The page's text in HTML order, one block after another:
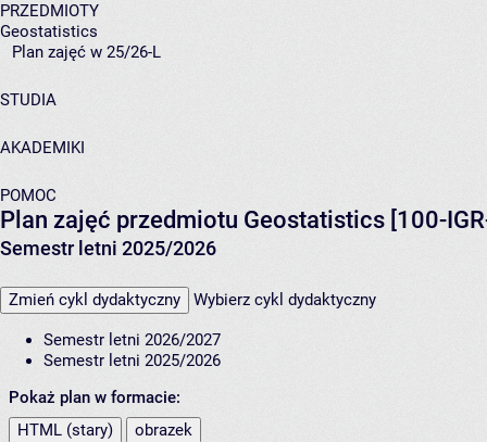
PRZEDMIOTY
Geostatistics
Plan zajęć w 25/26-L
STUDIA
AKADEMIKI
POMOC
Plan zajęć przedmiotu Geostatistics [100-
Semestr letni 2025/2026
Zmień cykl dydaktyczny Wybierz cykl dydaktyczny
Semestr letni 2026/2027
Semestr letni 2025/2026
Pokaż plan w formacie:
HTML (stary)
obrazek